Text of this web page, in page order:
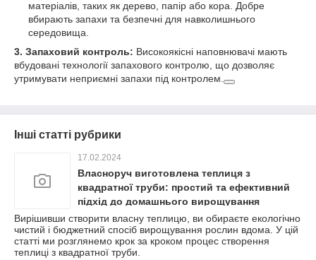
матеріалів, таких як дерево, папір або кора. Добре
вбирають запахи та безпечні для навколишнього
середовища.
3. Запаховий контроль: Високоякісні наповнювачі мають
вбудовані технології запахового контролю, що дозволяє
утримувати неприємні запахи під контролем.
Інші статті рубрики
17.02.2024
Власноруч виготовлена теплиця з
квадратної труби: простий та ефективний
підхід до домашнього вирощування
Вирішивши створити власну теплицю, ви обираєте екологічно
чистий і бюджетний спосіб вирощування рослин вдома. У цій
статті ми розглянемо крок за кроком процес створення
теплиці з квадратної труби.